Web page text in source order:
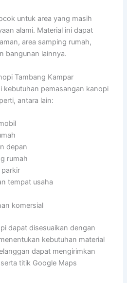
untuk area yang masih
alami. Material ini dapat
area samping rumah,
bangunan lainnya.
Tambang Kampar
kebutuhan pemasangan kanopi
antara lain:
depan
rumah
tempat usaha
komersial
dapat disesuaikan dengan
kebutuhan material
dapat mengirimkan
titik Google Maps